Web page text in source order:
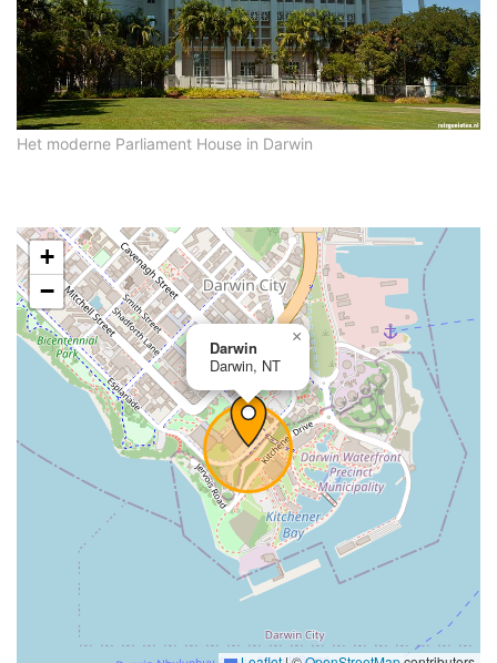
Het moderne Parliament House in Darwin
Darwin
Darwin, NT
×
+
−